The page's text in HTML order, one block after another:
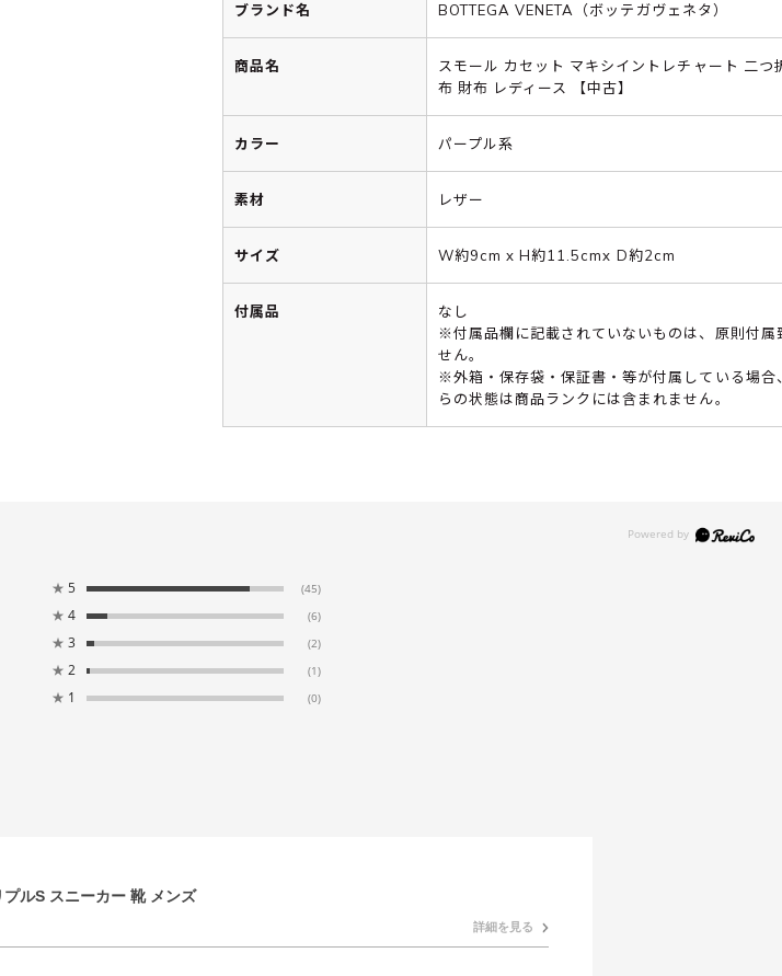
ブランド名 BOTTEGA VENETA（ボッテガヴェネタ）
商品名
スモール カセット マキシイントレチャート 二つ
布 財布 レディース 【中古】
カラー パープル系
素材 レザー
サイズ W約9cm x H約11.5cmx D約2cm
付属品
なし
※付属品欄に記載されていないものは、原則付属
せん。
※外箱・保存袋・保証書・等が付属している場合
らの状態は商品ランクには含まれません。
★ 5 (45)
★ 4 (6)
★ 3 (2)
★ 2 (1)
★ 1 (0)
ルS スニーカー 靴 メンズ
詳細を見る